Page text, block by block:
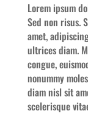
Lorem ipsum
Sed non risus.
amet,
ultrices diam.
congue,
nonummy
diam nisl sit
scelerisque